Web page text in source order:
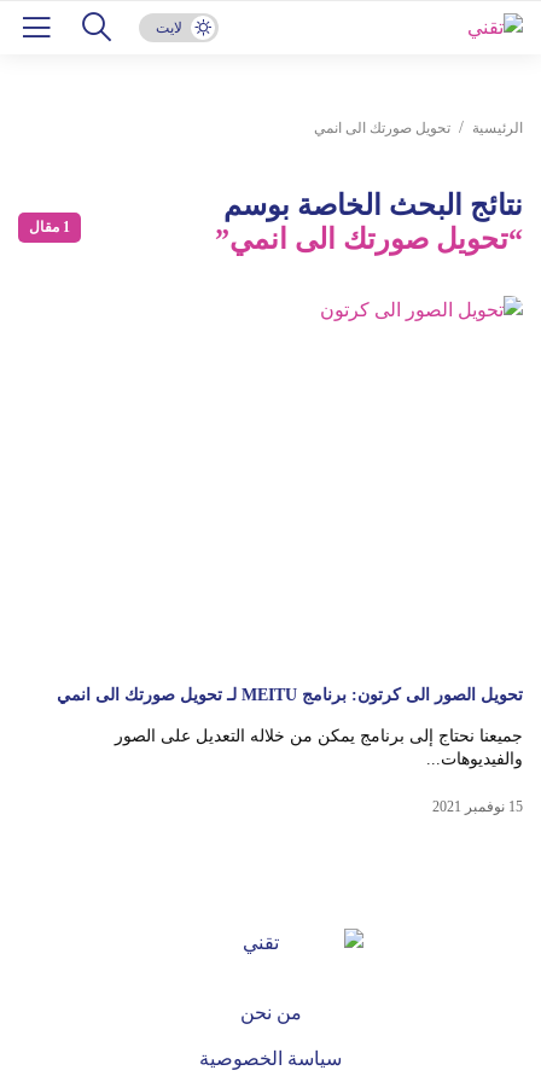
لايت
الرئيسية تحويل صورتك الى انمي
نتائج البحث الخاصة بوسم
“تحويل صورتك الى انمي”
1 مقال
تحويل الصور الى كرتون: برنامج MEITU لـ تحويل صورتك الى انمي
جميعنا نحتاج إلى برنامج يمكن من خلاله التعديل على الصور
والفيديوهات...
15 نوفمبر 2021
من نحن
سياسة الخصوصية